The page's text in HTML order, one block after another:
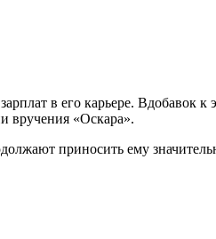
в его карьере. Вдобавок к
вручения «Оскара».
приносить ему